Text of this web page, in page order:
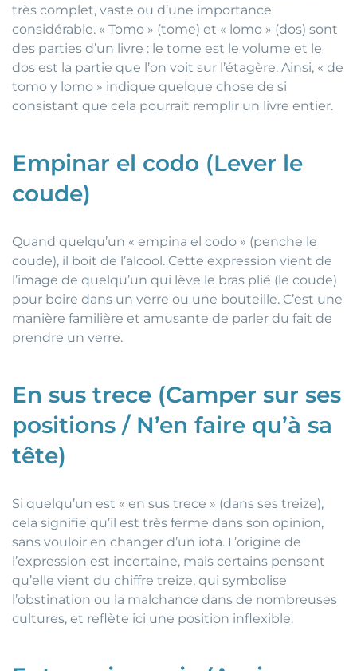
très complet, vaste ou d’une importance
considérable. « Tomo » (tome) et « lomo » (dos) sont
des parties d’un livre : le tome est le volume et le
dos est la partie que l’on voit sur l’étagère. Ainsi, « de
tomo y lomo » indique quelque chose de si
consistant que cela pourrait remplir un livre entier.
Empinar el codo (Lever le
coude)
Quand quelqu’un « empina el codo » (penche le
coude), il boit de l’alcool. Cette expression vient de
l’image de quelqu’un qui lève le bras plié (le coude)
pour boire dans un verre ou une bouteille. C’est une
manière familière et amusante de parler du fait de
prendre un verre.
En sus trece (Camper sur ses
positions / N’en faire qu’à sa
tête)
Si quelqu’un est « en sus trece » (dans ses treize),
cela signifie qu’il est très ferme dans son opinion,
sans vouloir en changer d’un iota. L’origine de
l’expression est incertaine, mais certains pensent
qu’elle vient du chiffre treize, qui symbolise
l’obstination ou la malchance dans de nombreuses
cultures, et reflète ici une position inflexible.